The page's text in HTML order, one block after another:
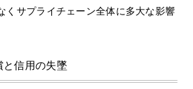
くサプライチェーン全体に多大な影響
信用の失墜